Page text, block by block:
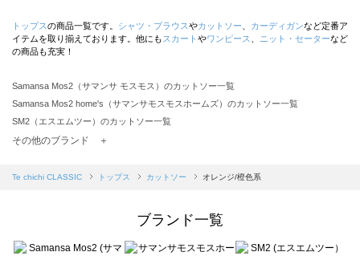
トップスの商品一覧です。 シャツ・ブラウスやカットソー カーディガンなど定番ア
イテムを取り揃えております。他にも スカート やワンピース ニット・セーターなど
の商品も充実！
Samansa Mos2（サマンサ モスモス）のカットソー一覧
Samansa Mos2 home's（サマンサモスモスホームズ）のカットソー一覧
SM2（エスエムツー）のカットソー一覧
TSUHARU by Samansa Mos2（ツハルバイサマンサモスモス）のカットソー一覧
Samansa Mos2 blue（サマンサモスモス ブルー）のカットソー一覧
sō4ū（ソウフォーユー）のカットソー一覧
Te chichi（テチチ）のカットソー一覧
その他のブランド ＋
Te chichi CLASSIC トップス カットソー オレンジ/橙色系
ブランド一覧